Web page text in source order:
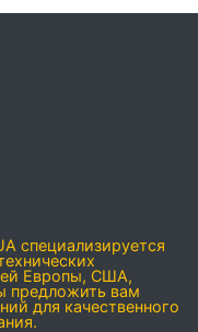
специализируется
Европы, США,
предложить вам
для качественного